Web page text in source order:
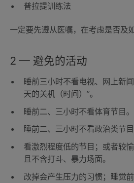
普拉提训练法
一定要先遵从医嘱，在考虑是否及
2 — 避免的活动
睡前三小时不看电视、网上新
天的关机（时间）”。
睡前二、三小时不看体育节目。
睡前二、三小时不看政治类节目
看激烈程度低的节目；或者较
且不含打斗、暴力场面。
改掉会产生压力的习惯；睡觉